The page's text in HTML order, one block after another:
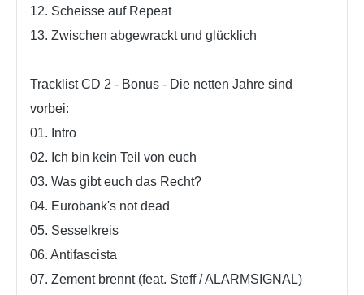
12. Scheisse auf Repeat
13. Zwischen abgewrackt und glücklich
Tracklist CD 2 - Bonus - Die netten Jahre sind
vorbei:
01. Intro
02. Ich bin kein Teil von euch
03. Was gibt euch das Recht?
04. Eurobank's not dead
05. Sesselkreis
06. Antifascista
07. Zement brennt (feat. Steff / ALARMSIGNAL)